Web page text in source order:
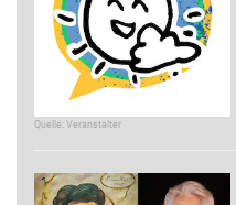
Quelle: Veranstalter